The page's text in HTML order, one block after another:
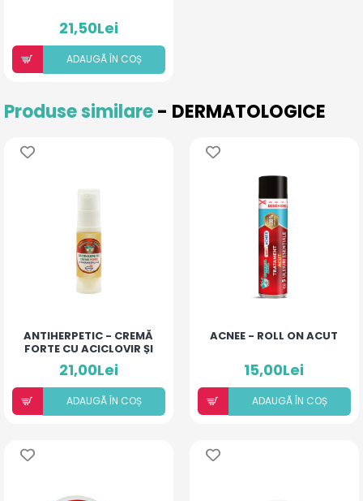
21,50Lei
ADAUGÃ ÎN COȘ
Produse similare- DERMATOLOGICE
ANTIHERPETIC - CREMĂ
FORTE CU ACICLOVIR ȘI
ULEIURI ESENȚIALE
21,00Lei
ADAUGÃ ÎN COȘ
ACNEE - ROLL ON ACUT
15,00Lei
ADAUGÃ ÎN COȘ